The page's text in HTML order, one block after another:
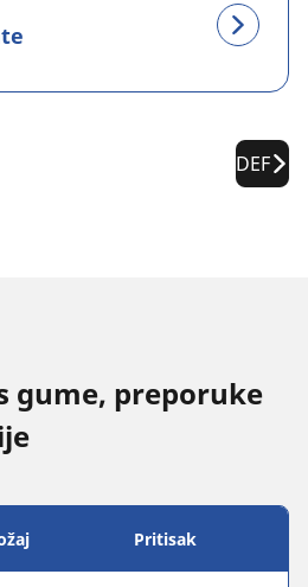
DEF
gume, preporuke
Pritisak